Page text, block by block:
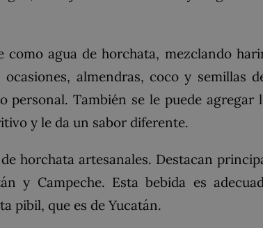
agua de horchata, mezclando
almendras, coco y semillas
También se le puede agregar
y le da un sabor diferente.
horchata artesanales. Destacan
y Campeche. Esta bebida es
pibil, que es de Yucatán.